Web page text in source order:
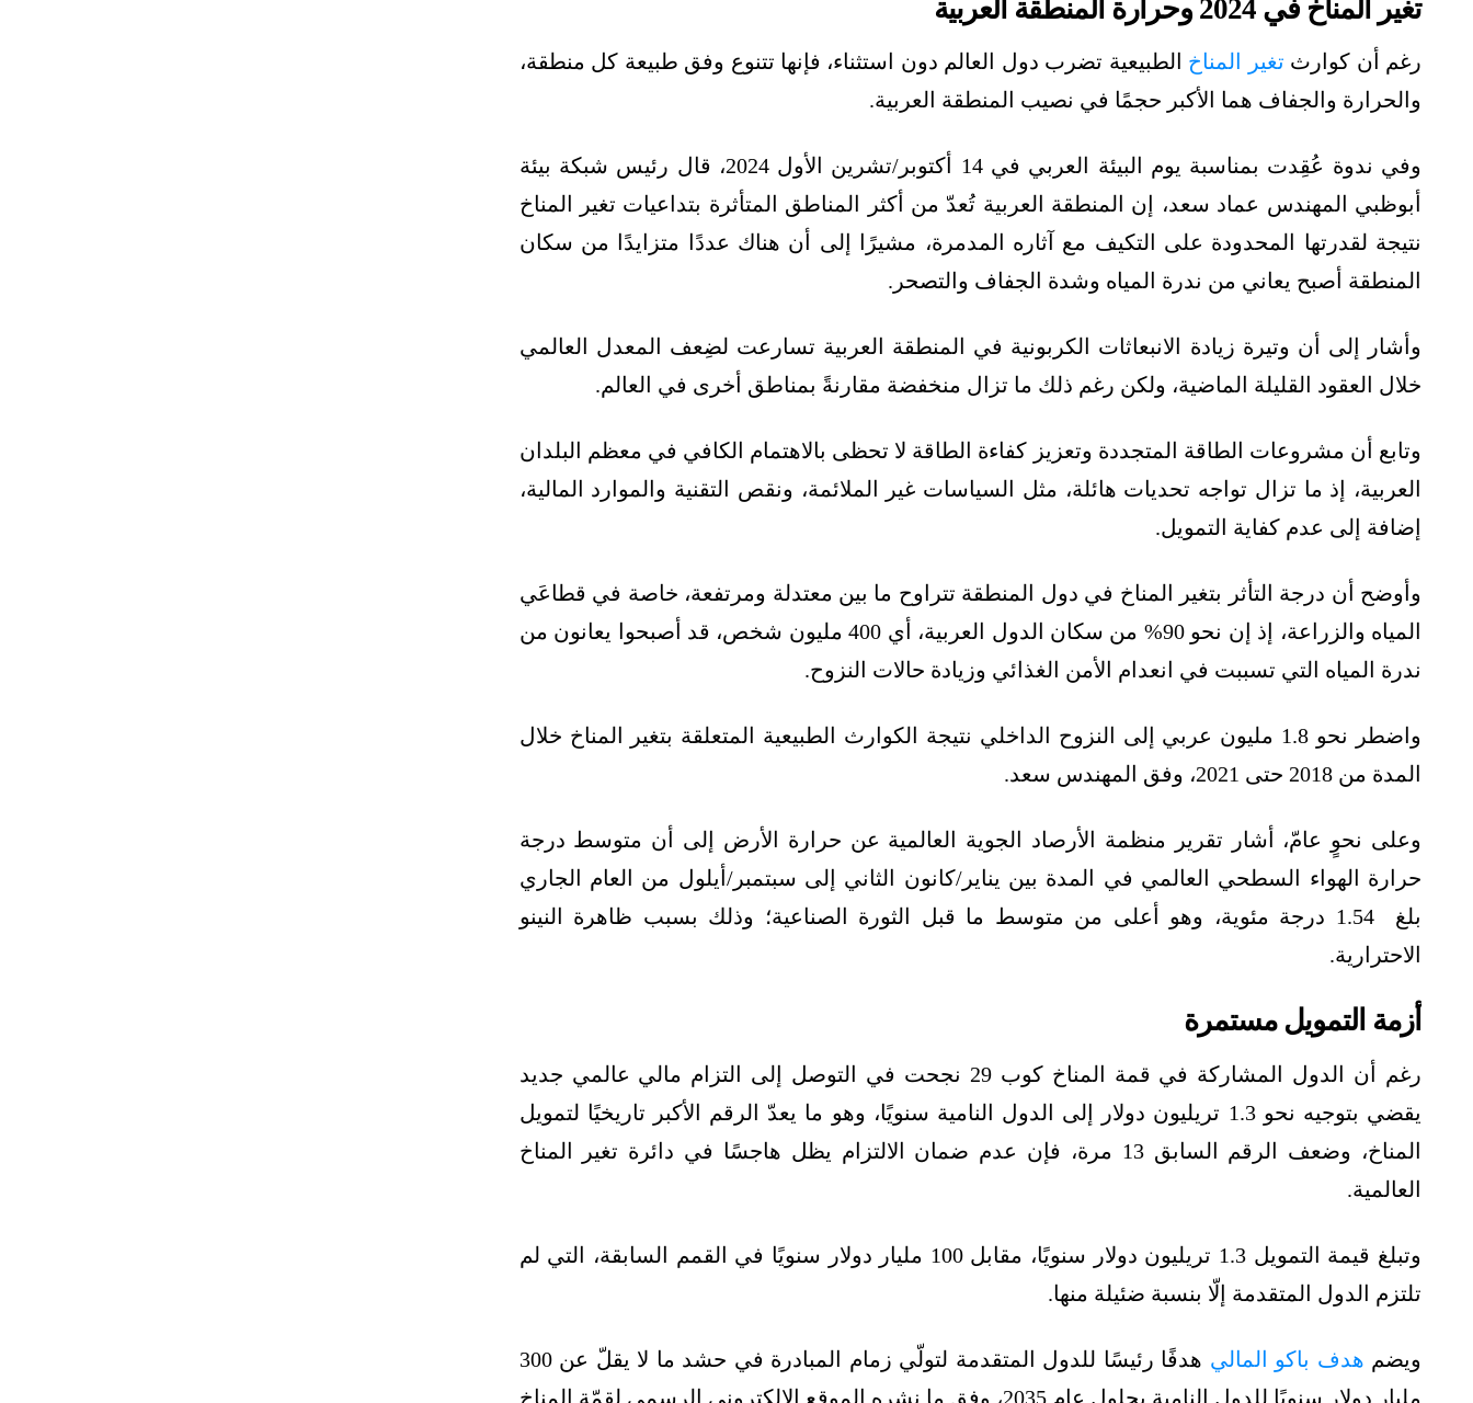
تغير المناخ في 2024 وحرارة المنطقة العربية
رغم أن كوارث تغير المناخ الطبيعية تضرب دول العالم دون استثناء، فإنها تتنوع وفق طبيعة كل منطقة،
والحرارة والجفاف هما الأكبر حجمًا في نصيب المنطقة العربية.
وفي ندوة عُقِدت بمناسبة يوم البيئة العربي في 14 أكتوبر/تشرين الأول 2024، قال رئيس شبكة بيئة
أبوظبي المهندس عماد سعد، إن المنطقة العربية تُعدّ من أكثر المناطق المتأثرة بتداعيات تغير المناخ
نتيجة لقدرتها المحدودة على التكيف مع آثاره المدمرة، مشيرًا إلى أن هناك عددًا متزايدًا من سكان
المنطقة أصبح يعاني من ندرة المياه وشدة الجفاف والتصحر.
وأشار إلى أن وتيرة زيادة الانبعاثات الكربونية في المنطقة العربية تسارعت لضِعف المعدل العالمي
خلال العقود القليلة الماضية، ولكن رغم ذلك ما تزال منخفضة مقارنةً بمناطق أخرى في العالم.
وتابع أن مشروعات الطاقة المتجددة وتعزيز كفاءة الطاقة لا تحظى بالاهتمام الكافي في معظم البلدان
العربية، إذ ما تزال تواجه تحديات هائلة، مثل السياسات غير الملائمة، ونقص التقنية والموارد المالية،
إضافة إلى عدم كفاية التمويل.
وأوضح أن درجة التأثر بتغير المناخ في دول المنطقة تتراوح ما بين معتدلة ومرتفعة، خاصة في قطاعَي
المياه والزراعة، إذ إن نحو 90% من سكان الدول العربية، أي 400 مليون شخص، قد أصبحوا يعانون من
ندرة المياه التي تسببت في انعدام الأمن الغذائي وزيادة حالات النزوح.
واضطر نحو 1.8 مليون عربي إلى النزوح الداخلي نتيجة الكوارث الطبيعية المتعلقة بتغير المناخ خلال
المدة من 2018 حتى 2021، وفق المهندس سعد.
وعلى نحوٍ عامّ، أشار تقرير منظمة الأرصاد الجوية العالمية عن حرارة الأرض إلى أن متوسط درجة
حرارة الهواء السطحي العالمي في المدة بين يناير/كانون الثاني إلى سبتمبر/أيلول من العام الجاري
بلغ 1.54 درجة مئوية، وهو أعلى من متوسط ما قبل الثورة الصناعية؛ وذلك بسبب ظاهرة النينو
الاحترارية.
أزمة التمويل مستمرة
رغم أن الدول المشاركة في قمة المناخ كوب 29 نجحت في التوصل إلى التزام مالي عالمي جديد
يقضي بتوجيه نحو 1.3 تريليون دولار إلى الدول النامية سنويًا، وهو ما يعدّ الرقم الأكبر تاريخيًا لتمويل
المناخ، وضعف الرقم السابق 13 مرة، فإن عدم ضمان الالتزام يظل هاجسًا في دائرة تغير المناخ
العالمية.
وتبلغ قيمة التمويل 1.3 تريليون دولار سنويًا، مقابل 100 مليار دولار سنويًا في القمم السابقة، التي لم
تلتزم الدول المتقدمة إلّا بنسبة ضئيلة منها.
ويضم هدف باكو المالي
هدفًا رئيسًا للدول المتقدمة لتولّي زمام المبادرة في حشد ما لا يقلّ عن 300
مليار دولار سنويًا للدول النامية بحلول عام 2035، وفق ما نشره الموقع الإلكتروني الرسمي لقمّة المناخ